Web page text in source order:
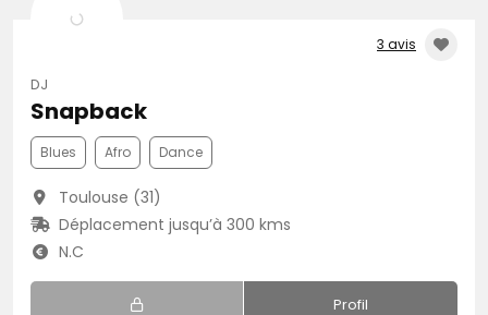
3 avis
DJ
Snapback
Blues Afro Dance
Toulouse (31)
Déplacement jusqu’à 300 kms
N.C
Profil